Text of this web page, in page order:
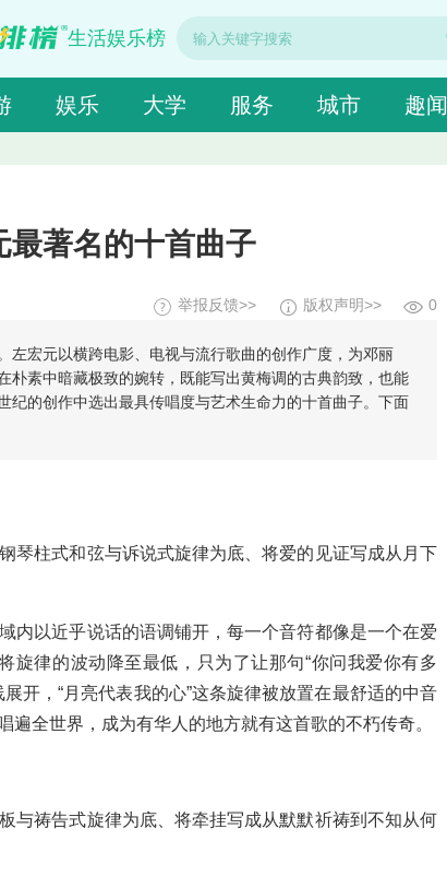
生活娱乐榜
娱乐 大学 服务 城市 趣闻
最著名的十首曲子
0
版权声明>>
举报反馈>>
左宏元以横跨电影、电视与流行歌曲的创作广度，为邓丽
素中暗藏极致的婉转，既能写出黄梅调的古典韵致，也能
的创作中选出最具传唱度与艺术生命力的十首曲子。下面
琴柱式和弦与诉说式旋律为底、将爱的见证写成从月下
内以近乎说话的语调铺开，每一个音符都像是一个在爱
旋律的波动降至最低，只为了让那句“你问我爱你有多
开，“月亮代表我的心”这条旋律被放置在最舒适的中音
全世界，成为有华人的地方就有这首歌的不朽传奇。
与祷告式旋律为底、将牵挂写成从默默祈祷到不知从何